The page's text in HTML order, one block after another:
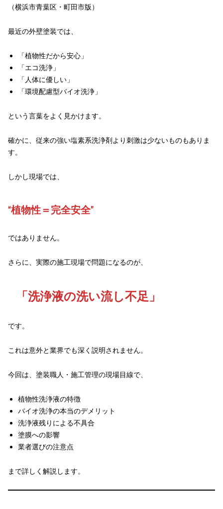
（横浜市青葉区・町田市版）
最近の外壁塗装では、
「植物性だから安心」
「エコ洗浄」
「人体に優しい」
「環境配慮型バイオ洗浄」
という言葉をよく見かけます。
確かに、従来の強い塩素系洗浄剤より刺激は少ないものもありま
す。
しかし現場では、
“植物性＝完全安全”
ではありません。
さらに、実際の施工現場で問題になるのが、
「洗浄液の洗い流し不足」
です。
これは意外と業界でも深く説明されません。
今回は、塗装職人・施工管理の現場目線で、
植物性洗浄液の特徴
バイオ洗浄の本当のデメリット
洗浄液残りによる不具合
塗膜への影響
業者選びの注意点
まで詳しく解説します。